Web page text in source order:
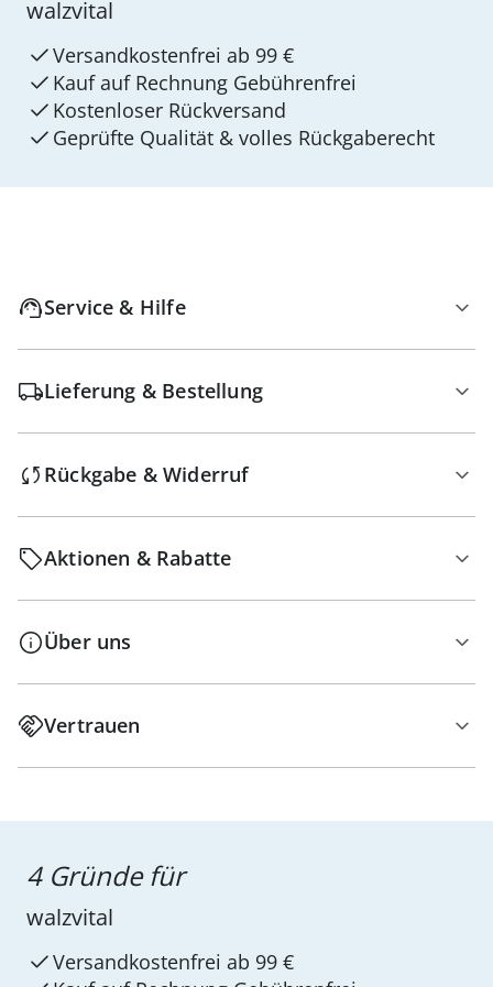
walzvital
Versandkostenfrei ab 99 €
Kauf auf Rechnung Gebührenfrei
Kostenloser Rückversand
Geprüfte Qualität & volles Rückgaberecht
Service & Hilfe
Lieferung & Bestellung
Rückgabe & Widerruf
Aktionen & Rabatte
Über uns
Vertrauen
4 Gründe für
walzvital
Versandkostenfrei ab 99 €